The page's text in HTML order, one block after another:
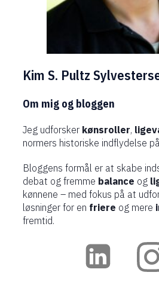
Kim S. Pultz
Om mig og bloggen
Jeg udforsker kønsroller,
normers historiske indflydelse
Bloggens formål er at skabe
debat og fremme balance og
kønnene – med fokus på at
løsninger for en friere og mere
fremtid.